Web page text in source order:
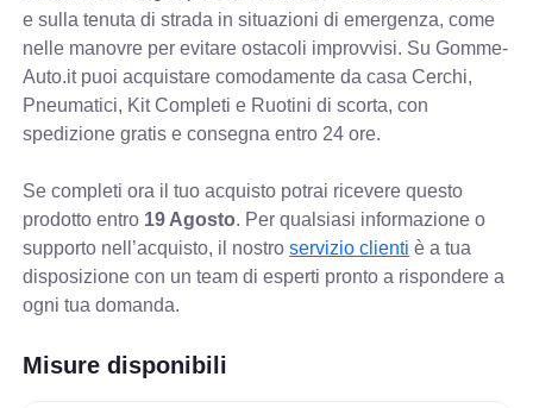
e sulla tenuta di strada in situazioni di emergenza, come
nelle manovre per evitare ostacoli improvvisi. Su Gomme-
Auto.it puoi acquistare comodamente da casa Cerchi,
Pneumatici, Kit Completi e Ruotini di scorta, con
spedizione gratis e consegna entro 24 ore.
Se completi ora il tuo acquisto potrai ricevere questo
prodotto entro 19 Agosto. Per qualsiasi informazione o
supporto nell’acquisto, il nostroservizio clienti è a tua
disposizione con un team di esperti pronto a rispondere a
ogni tua domanda.
Misure disponibili